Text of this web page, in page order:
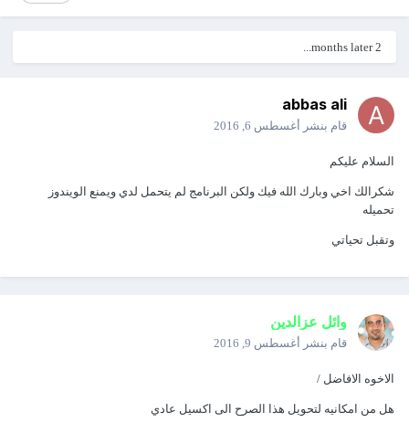
2 months later...
abbas ali
قام بنشر أغسطس 6, 2016
السلام عليكم
شكرالك اخي وبارك الله فيك ولكن البرنامج لم يتحمل لدي ويمنع الويندوز
تحميله
وتقبل تحياتي
وائل عزالدين
قام بنشر أغسطس 9, 2016
الاخوه الافاضل /
هل من امكانيه لتحويل هذا الصرح الى اكسيل عادي